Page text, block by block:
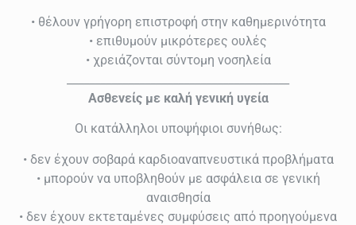
• θέλουν γρήγορη επιστροφή στην καθημερινότητα
• επιθυμούν μικρότερες ουλές
• χρειάζονται σύντομη νοσηλεία
Ασθενείς με καλή γενική υγεία
Οι κατάλληλοι υποψήφιοι συνήθως:
• δεν έχουν σοβαρά καρδιοαναπνευστικά προβλήματα
• μπορούν να υποβληθούν με ασφάλεια σε γενική
αναισθησία
• δεν έχουν εκτεταμένες συμφύσεις από προηγούμενα